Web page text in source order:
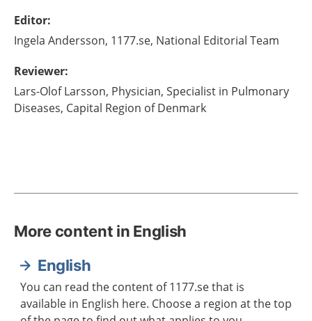
Editor:
Ingela Andersson, 1177.se, National Editorial Team
Reviewer:
Lars-Olof Larsson, Physician, Specialist in Pulmonary
Diseases, Capital Region of Denmark
More content in English
English
You can read the content of 1177.se that is
available in English here. Choose a region at the top